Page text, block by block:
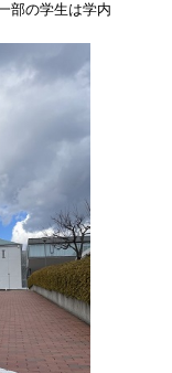
部の学生は学内